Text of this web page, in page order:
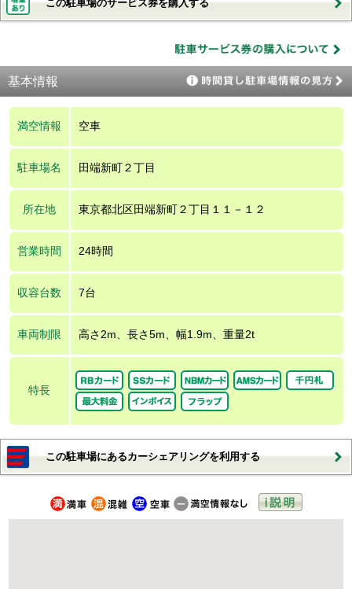
この駐車場のサービス券を購入する
基本情報
満空情報 空車
駐車場名 田端新町２丁目
所在地 東京都北区田端新町２丁目１１－１２
営業時間 24時間
収容台数 7台
車両制限 高さ2m、長さ5m、幅1.9m、重量2t
特長
この駐車場にあるカーシェアリングを利用する